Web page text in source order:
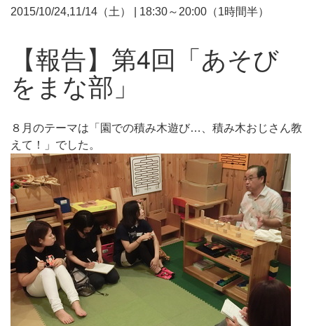
2015/10/24,11/14（土） 18:30～20:00（1時間半）
【報告】第4回「あそび
をまな部」
８月のテーマは「園での積み木遊び…、積み木おじさん教
えて！」でした。